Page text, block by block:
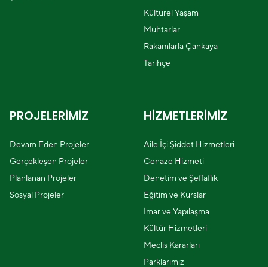
Kültürel Yaşam
Muhtarlar
Rakamlarla Çankaya
Tarihçe
PROJELERİMİZ
Devam Eden Projeler
Gerçekleşen Projeler
Planlanan Projeler
Sosyal Projeler
HİZMETLERİMİZ
Aile İçi Şiddet Hizmetleri
Cenaze Hizmeti
Denetim ve Şeffaflık
Eğitim ve Kurslar
İmar ve Yapılaşma
Kültür Hizmetleri
Meclis Kararları
Parklarımız